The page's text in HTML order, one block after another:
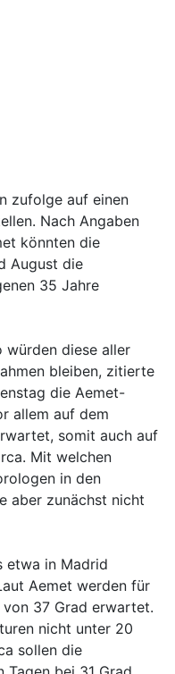
zufolge auf einen
Nach Angaben
könnten die
August die
35 Jahre
diese aller
bleiben, zitierte
die Aemet-
allem auf dem
somit auch auf
Mit welchen
in den
aber zunächst nicht
etwa in Madrid
Aemet werden für
37 Grad erwartet.
nicht unter 20
sollen die